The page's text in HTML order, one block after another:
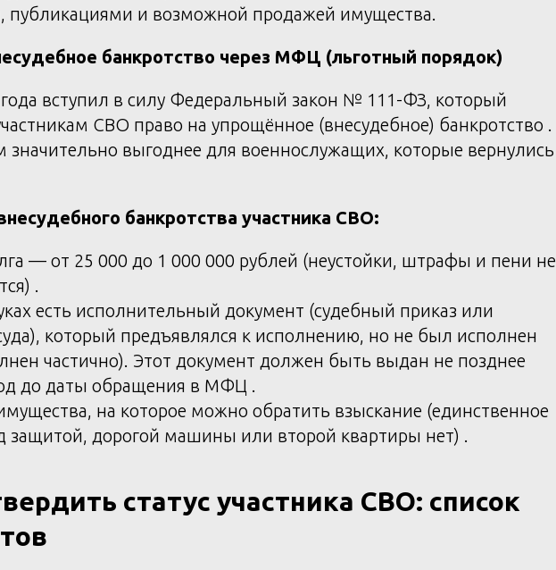
и возможной продажей имущества.
банкротство через МФЦ (льготный порядок)
вступил в силу Федеральный закон № 111-ФЗ, который
СВО право на упрощённое (внесудебное) банкротство .
значительно выгоднее для военнослужащих, которые вернулись
банкротства участника СВО:
— от 25 000 до 1 000 000 рублей (неустойки, штрафы и пени не
.
есть исполнительный документ (судебный приказ или
который предъявлялся к исполнению, но не был исполнен
частично). Этот документ должен быть выдан не позднее
до даты обращения в МФЦ .
на которое можно обратить взыскание (единственное
защитой, дорогой машины или второй квартиры нет) .
статус участника СВО: список